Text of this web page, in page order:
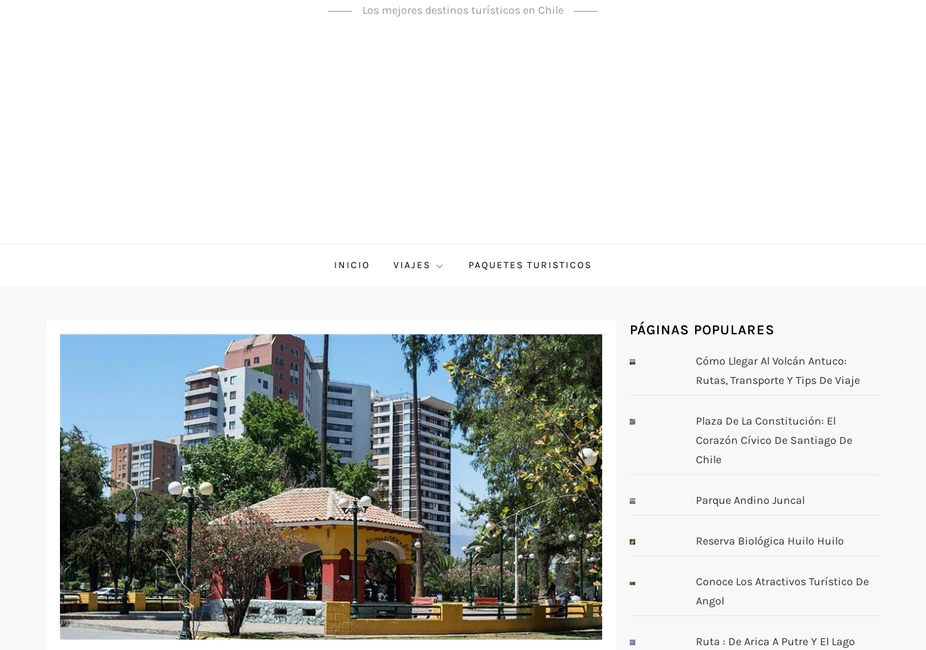
Los mejores destinos turísticos en Chile
INICIO VIAJES PAQUETES TURISTICOS
PÁGINAS POPULARES
Cómo Llegar Al Volcán Antuco:
Rutas, Transporte Y Tips De Viaje
Plaza De La Constitución: El
Corazón Cívico De Santiago De
Chile
Parque Andino Juncal
Reserva Biológica Huilo Huilo
Conoce Los Atractivos Turístico De
Angol
Ruta : De Arica A Putre Y El Lago